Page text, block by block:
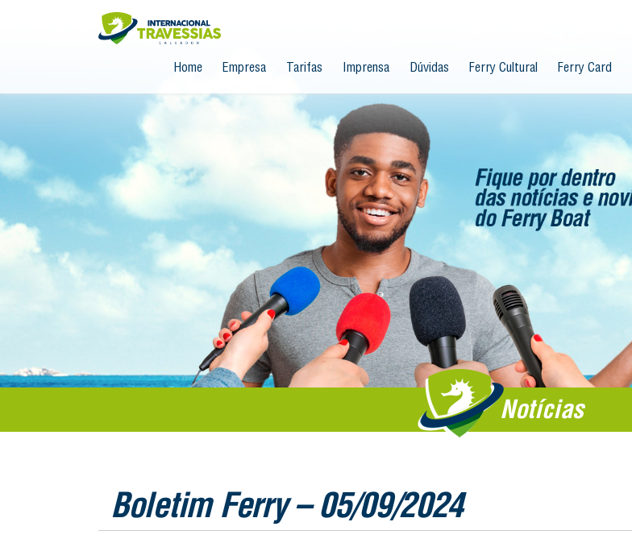
Home Empresa Tarifas Imprensa Dúvidas Ferry Cultural Ferry Card
Notícias
Boletim Ferry – 05/09/2024